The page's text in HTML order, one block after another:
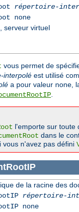
répertoire-
none
serveur virtuel
vous permet de
interpolé est utilisé
a pour valeur none ,
l'emporte sur toute
dans le
vous n'avez pas défini
de la racine des
répertoire-
none